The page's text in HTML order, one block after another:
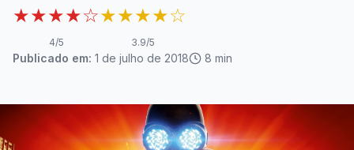
★★★★☆
4/5
★★★★☆
3.9/5
Publicado em: 1 de julho de 2018 8 min